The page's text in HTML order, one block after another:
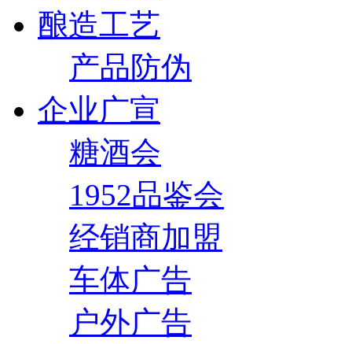
酿造工艺
产品防伪
企业广宣
糖酒会
1952品鉴会
经销商加盟
车体广告
户外广告